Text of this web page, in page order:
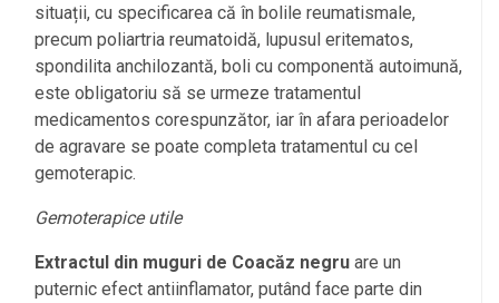
situații, cu specificarea că în bolile reumatismale,
precum poliartria reumatoidă, lupusul eritematos,
spondilita anchilozantă, boli cu componentă autoimună,
este obligatoriu să se urmeze tratamentul
medicamentos corespunzător, iar în afara perioadelor
de agravare se poate completa tratamentul cu cel
gemoterapic.
Gemoterapice utile
Extractul din muguri de Coacăz negru are un
puternic efect antiinflamator, putând face parte din